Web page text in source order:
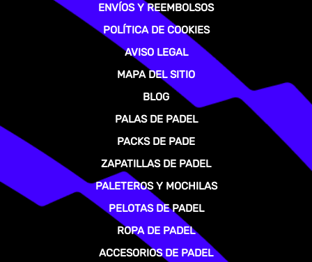
ENVÍOS Y REEMBOLSOS
POLÍTICA DE COOKIES
AVISO LEGAL
MAPA DEL SITIO
BLOG
PALAS DE PADEL
PACKS DE PADE
ZAPATILLAS DE PADEL
PALETEROS Y MOCHILAS
PELOTAS DE PADEL
ROPA DE PADEL
ACCESORIOS DE PADEL